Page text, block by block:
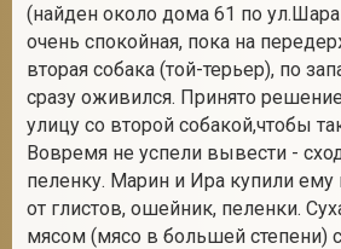
(найден около дома 61 по
очень спокойная, пока на
вторая собака (той-терьер), по
сразу оживился. Принято
улицу со второй собакой,чтобы
Вовремя не успели вывести -
пеленку. Марин и Ира купили ему
от глистов, ошейник, пеленки.
мясом (мясо в большей степени)